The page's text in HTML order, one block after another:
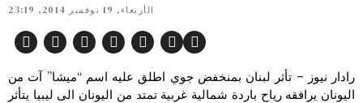
الأربعاء, 19 نوفمبر 2014, 23:19
رادار نيوز – تأثر لبنان بمنخفض جوي اطلق عليه اسم “ميشا” آت من
اليونان يرافقه رياح باردة شمالية غربية تمتد من اليونان الى ليبيا يتأثر